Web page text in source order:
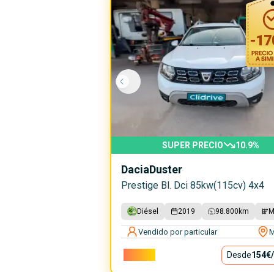
-
SUPER PRECIO 10.9%
DaciaDuster
Prestige Bl. Dci 85kw(115cv) 4x4
Diésel 2019 98.800 km
Vendido por particular
Desde154€